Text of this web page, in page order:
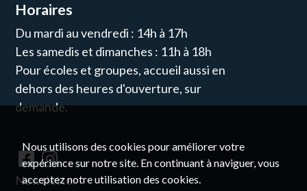
Horaires
Du mardi au vendredi : 14h à 17h
Les samedis et dimanches : 11h à 18h
Pour écoles et groupes, accueil aussi en
dehors des heures d'ouverture, sur
demande.
Newsletter
Nous utilisons des cookies pour améliorer votre
expérience sur notre site. En continuant à naviguer, vous
acceptez notre utilisation des cookies.